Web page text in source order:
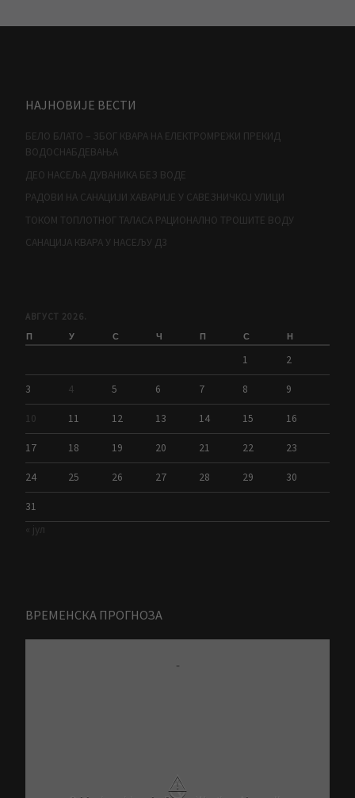
НАЈНОВИЈЕ ВЕСТИ
БЕЛО БЛАТО – ЗБОГ КВАРА НА ЕЛЕКТРОМРЕЖИ ПРЕКИД
ВОДОСНАБДЕВАЊА
ДЕО НАСЕЉА ДУВАНИКА БЕЗ ВОДЕ
РАДОВИ НА САНАЦИЈИ ХАВАРИЈЕ У САВЕЗНИЧКОЈ УЛИЦИ
ТОКОМ ТОПЛОТНОГ ТАЛАСА РАЦИОНАЛНО ТРОШИТЕ ВОДУ
САНАЦИЈА КВАРА У НАСЕЉУ Д3
АВГУСТ 2026.
П У С Ч П С Н
1 2
3 4 5 6 7 8 9
10 11 12 13 14 15 16
17 18 19 20 21 22 23
24 25 26 27 28 29 30
31
« јул
ВРЕМЕНСКА ПРОГНОЗА
-
⚠